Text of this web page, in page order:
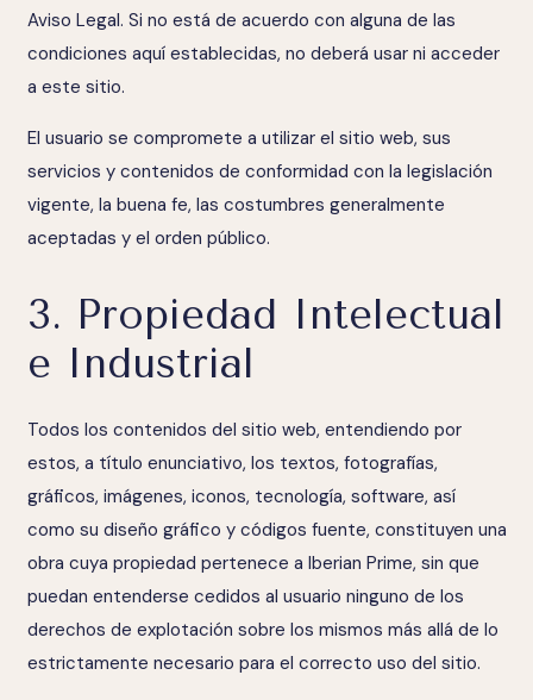
Aviso Legal. Si no está de acuerdo con alguna de las
condiciones aquí establecidas, no deberá usar ni acceder
a este sitio.
El usuario se compromete a utilizar el sitio web, sus
servicios y contenidos de conformidad con la legislación
vigente, la buena fe, las costumbres generalmente
aceptadas y el orden público.
3. Propiedad Intelectual
e Industrial
Todos los contenidos del sitio web, entendiendo por
estos, a título enunciativo, los textos, fotografías,
gráficos, imágenes, iconos, tecnología, software, así
como su diseño gráfico y códigos fuente, constituyen una
obra cuya propiedad pertenece a Iberian Prime, sin que
puedan entenderse cedidos al usuario ninguno de los
derechos de explotación sobre los mismos más allá de lo
estrictamente necesario para el correcto uso del sitio.